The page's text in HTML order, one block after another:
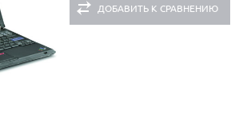
ДОБАВИТЬ К СРАВНЕНИЮ